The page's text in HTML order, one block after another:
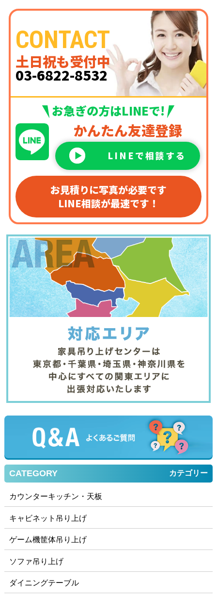
お急ぎの方はLINEで!
かんたん友達登録
LINEで相談する
CONTACT
土日祝も受付中
03-6822-8532
お見積りに写真が必要です
LINE相談が最速です！
CATEGORY カテゴリー
カウンターキッチン・天板
キャビネット吊り上げ
ゲーム機筐体吊り上げ
ソファ吊り上げ
ダイニングテーブル